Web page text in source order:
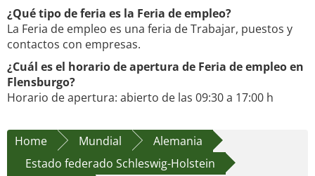
¿Qué tipo de feria es la Feria de empleo?
La Feria de empleo es una feria de Trabajar, puestos y
contactos con empresas.
¿Cuál es el horario de apertura de Feria de empleo en
Flensburgo?
Horario de apertura: abierto de las 09:30 a 17:00 h
Home Mundial
Alemania
Estado federado Schleswig-Holstein